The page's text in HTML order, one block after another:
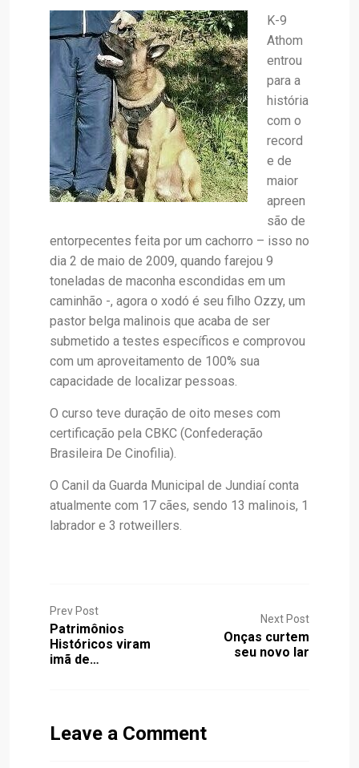
K-9
Athom
entrou
para a
história
com o
record
e de
maior
apreen
são de
entorpecentes feita por um cachorro – isso no
dia 2 de maio de 2009, quando farejou 9
toneladas de maconha escondidas em um
caminhão -, agora o xodó é seu filho Ozzy, um
pastor belga malinois que acaba de ser
submetido a testes específicos e comprovou
com um aproveitamento de 100% sua
capacidade de localizar pessoas.
O curso teve duração de oito meses com
certificação pela CBKC (Confederação
Brasileira De Cinofilia).
O Canil da Guarda Municipal de Jundiaí conta
atualmente com 17 cães, sendo 13 malinois, 1
labrador e 3 rotweillers.
Prev Post
Patrimônios
Históricos viram
imã de…
Next Post
Onças curtem
seu novo lar
Leave a Comment